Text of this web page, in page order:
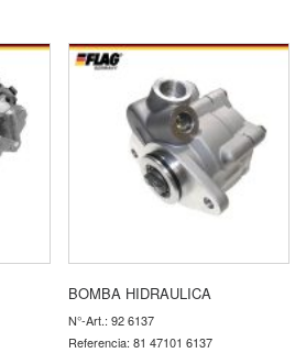
BOMBA HIDRAULICA
N°-Art.: 92 6137
Referencia: 81 47101 6137